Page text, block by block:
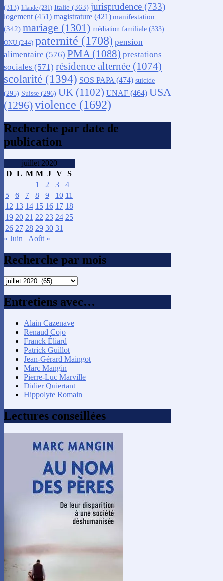
(313) Irlande (231) Italie (363) jurisprudence (733)
logement (451) magistrature (421) manifestation
(342) mariage (1301) médiation familiale (333)
ONU (244) paternité (1708) pension
alimentaire (576) PMA(1088) prestations
sociales (571) résidence alternée (1074)
scolarité (1394) SOS PAPA(474) suicide
(295) Suisse (296) UK (1102) UNAF (464) USA
(1296)violence (1692)
Recherche par date de
publication
juillet 2020
D L M M J V S
1
2 3
4
5
6 7 8 9 10 11
12 13 14 15 16 17 18
19 20 21 22 23 24 25
26 27 28 29 30 31
« Juin
Août »
Recherche par mois
Recherche
mois
Entretiens avec…
Alain Cazenave
Renaud Cojo
Franck Éliard
Patrick Guillot
Jean-Gérard Maingot
Marc Mangin
Pierre-Luc Marville
Didier Quiertant
Hippolyte Romain
Lectures conseillées